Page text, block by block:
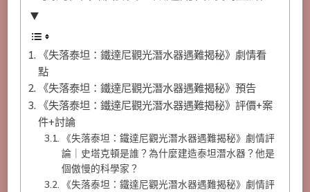
▼
《失落泰坦：鐵達尼觀光潛水器遇難揭秘》劇情看
點
《失落泰坦：鐵達尼觀光潛水器遇難揭秘》預告
《失落泰坦：鐵達尼觀光潛水器遇難揭秘》評價+案
件+討論
《失落泰坦：鐵達尼觀光潛水器遇難揭秘》劇情評
論｜史塔克頓是誰？為什麼建造泰坦潛水器？他是
個傲慢的科學家？
《失落泰坦：鐵達尼觀光潛水器遇難揭秘》劇情評